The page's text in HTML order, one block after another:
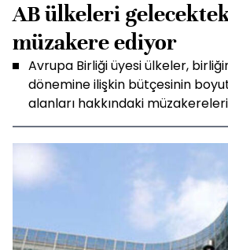
AB ülkeleri
müzakere ediyor
Avrupa Birliği üyesi ülkeler,
dönemine ilişkin bütçesinin
alanları hakkındaki müzakereleri